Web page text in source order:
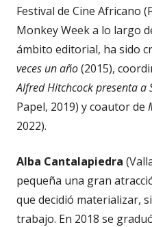
Festival de Cine Africano
Monkey Week a lo largo
ámbito editorial, ha sido
veces un año(2015),
Alfred Hitchcock presenta a
Papel, 2019) y coautor de
2022).
Alba Cantalapiedra
pequeña una gran
que decidió materializar,
trabajo. En 2018 se